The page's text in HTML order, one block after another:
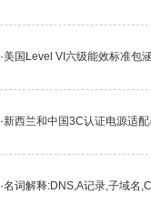
·美国Level VI六级能效标准包
·新西兰和中国3C认证电源适
·名词解释:DNS,A记录,子域名